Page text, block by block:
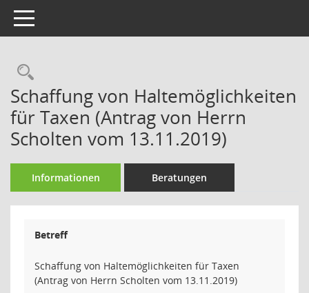
Toggle navigation
Rechercheauswahl
Schaffung von Haltemöglichkeiten
für Taxen (Antrag von Herrn
Scholten vom 13.11.2019)
Informationen Beratungen
Betreff
Schaffung von Haltemöglichkeiten für Taxen
(Antrag von Herrn Scholten vom 13.11.2019)